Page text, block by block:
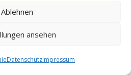
Ablehnen
ansehen
DatenschutzImpressum
Ferchesar
bei Neuruppin